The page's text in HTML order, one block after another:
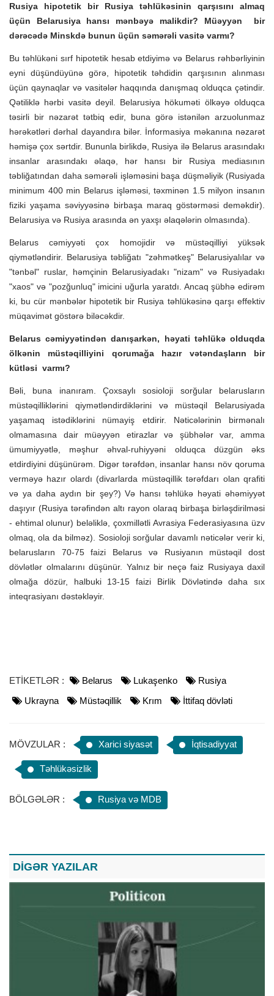
Rusiya hipotetik bir Rusiya təhlükəsinin qarşısını almaq
üçün Belarusiya hansı mənbəyə malikdir?
Müəyyən bir
dərəcədə Minskdə bunun üçün səmərəli vasitə varmı?
Bu təhlükəni sırf hipotetik hesab etdiyimə və Belarus rəhbərliyinin
eyni düşündüyünə görə, hipotetik təhdidin qarşısının alınması
üçün qaynaqlar və vasitələr haqqında danışmaq olduqca çətindir.
Qətiliklə hərbi vasitə deyil. Belarusiya hökuməti ölkəyə olduqca
təsirli bir nəzarət tətbiq edir, buna görə istənilən arzuolunmaz
hərəkətləri dərhal dayandıra bilər. İnformasiya məkanına nəzarət
həmişə çox sərtdir. Bununla birlikdə, Rusiya ilə Belarus arasındakı
insanlar arasındakı əlaqə, hər hansı bir Rusiya mediasının
təbliğatından daha səmərəli işləməsini başa düşməliyik (Rusiyada
minimum 400 min Belarus işləməsi, təxminən 1.5 milyon insanın
fiziki yaşama səviyyəsinə birbaşa maraq göstərməsi deməkdir).
Belarusiya və Rusiya arasında ən yaxşı əlaqələrin olmasında).
Belarus cəmiyyəti çox homojidir və müstəqilliyi yüksək
qiymətləndirir. Belarusiya təbliğatı "zəhmətkeş" Belarusiyalılar və
"tənbəl" ruslar, həmçinin Belarusiyadakı "nizam" və Rusiyadakı
"xaos" və "pozğunluq" imicini uğurla yaratdı. Ancaq şübhə edirəm
ki, bu cür mənbələr hipotetik bir Rusiya təhlükəsinə qarşı effektiv
müqavimət göstərə biləcəkdir.
Belarus cəmiyyətindən danışarkən, həyati təhlükə olduqda
ölkənin müstəqilliyini qorumağa hazır vətəndaşların bir
kütləsi varmı?
Bəli, buna inanıram. Çoxsaylı sosioloji sorğular belarusların
müstəqilliklərini qiymətləndirdiklərini və müstəqil Belarusiyada
yaşamaq istədiklərini nümayiş etdirir. Nəticələrinin birmənalı
olmamasına dair müəyyən etirazlar və şübhələr var, amma
ümumiyyətlə, məşhur əhval-ruhiyyəni olduqca düzgün əks
etdirdiyini düşünürəm. Digər tərəfdən, insanlar hansı növ qoruma
verməyə hazır olardı (divarlarda müstəqillik tərəfdarı olan qrafiti
və ya daha aydın bir şey?) Və hansı təhlükə həyati əhəmiyyət
daşıyır (Rusiya tərəfindən altı rayon olaraq birbaşa birləşdirilməsi
- ehtimal olunur) beləliklə, çoxmillətli Avrasiya Federasiyasına üzv
olmaq, ola da bilməz). Sosioloji sorğular davamlı nəticələr verir ki,
belarusların 70-75 faizi Belarus və Rusiyanın müstəqil dost
dövlətlər olmalarını düşünür. Yalnız bir neçə faiz Rusiyaya daxil
olmağa dözür, halbuki 13-15 faizi Birlik Dövlətində daha sıx
inteqrasiyanı dəstəkləyir.
ETİKETLƏR : Belarus Lukaşenko
Rusiya
Ukrayna
Müstəqillik Krım İttifaq dövləti
MÖVZULAR : Xarici siyasət İqtisadiyyat
Təhlükəsizlik
BÖLGƏLƏR : Rusiya və MDB
DİGƏR YAZILAR